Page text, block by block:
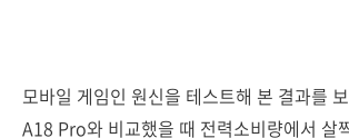
모바일 게임인 원신을 테스트해 본 결과를
A18 Pro와 비교했을 때 전력소비량에서 살